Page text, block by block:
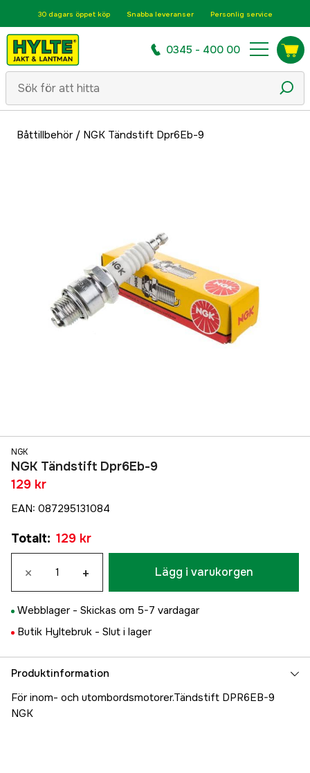
30 dagars öppet köp Snabba leveranser Personlig service
0345 - 400 00
Båttillbehör/ NGK Tändstift Dpr6Eb-9
NGK
NGK Tändstift Dpr6Eb-9
129 kr
EAN: 087295131084
Totalt: 129 kr
× + Lägg i varukorgen
Webblager - Skickas om 5-7 vardagar
Butik Hyltebruk - Slut i lager
Produktinformation
För inom- och utombordsmotorer.Tändstift DPR6EB-9
NGK